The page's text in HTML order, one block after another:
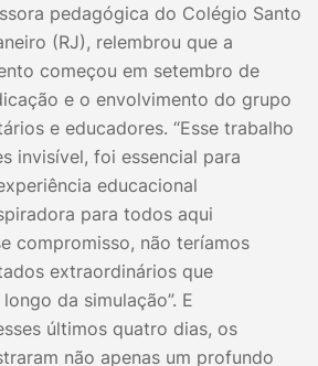
pedagógica do Colégio Santo
(RJ), relembrou que a
começou em setembro de
e o envolvimento do grupo
e educadores. “Esse trabalho
invisível, foi essencial para
educacional
para todos aqui
compromisso, não teríamos
extraordinários que
da simulação”. E
últimos quatro dias, os
não apenas um profundo